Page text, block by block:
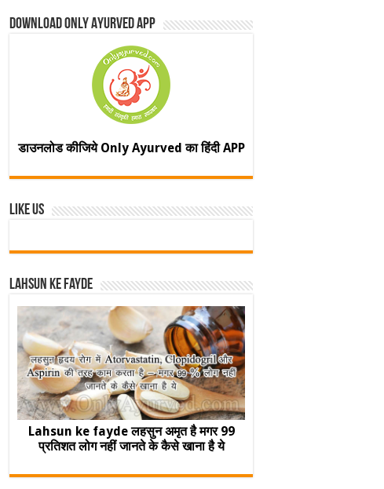
Download Only Ayurved App
डाउनलोड कीजिये Only Ayurved का हिंदी APP
Like Us
Lahsun ke fayde
Lahsun ke fayde लहसुन अमृत है मगर 99
प्रतिशत लोग नहीं जानते के कैसे खाना है ये